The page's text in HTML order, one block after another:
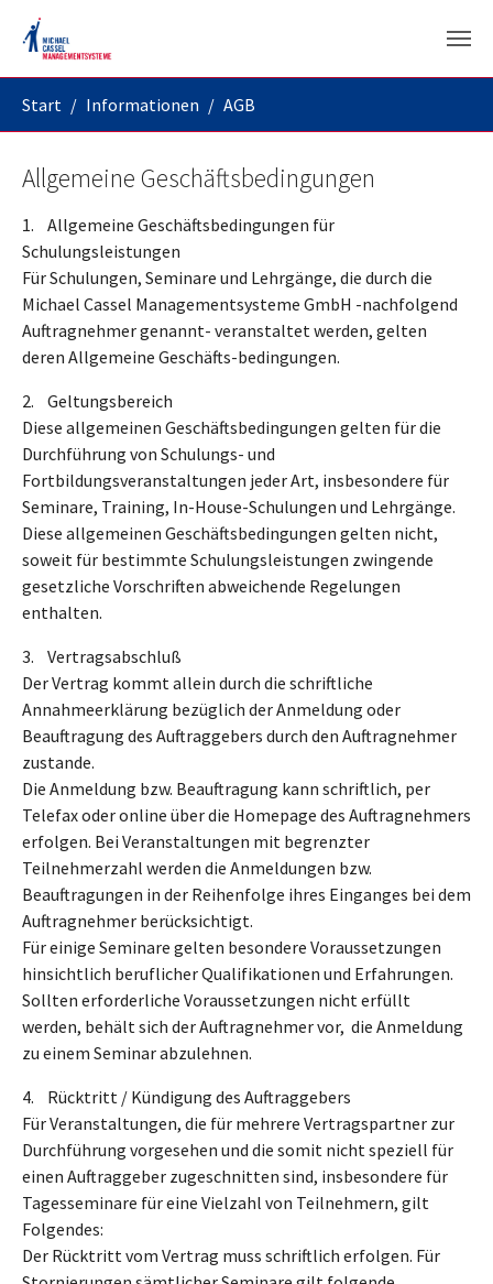
Skip to main content
Start Informationen AGB
Allgemeine Geschäftsbedingungen
1. Allgemeine Geschäftsbedingungen für
Schulungsleistungen
Für Schulungen, Seminare und Lehrgänge, die durch die
Michael Cassel Managementsysteme GmbH -nachfolgend
Auftragnehmer genannt- veranstaltet werden, gelten
deren Allgemeine Geschäfts-bedingungen.
2. Geltungsbereich
Diese allgemeinen Geschäftsbedingungen gelten für die
Durchführung von Schulungs- und
Fortbildungsveranstaltungen jeder Art, insbesondere für
Seminare, Training, In-House-Schulungen und Lehrgänge.
Diese allgemeinen Geschäftsbedingungen gelten nicht,
soweit für bestimmte Schulungsleistungen zwingende
gesetzliche Vorschriften abweichende Regelungen
enthalten.
3. Vertragsabschluß
Der Vertrag kommt allein durch die schriftliche
Annahmeerklärung bezüglich der Anmeldung oder
Beauftragung des Auftraggebers durch den Auftragnehmer
zustande.
Die Anmeldung bzw. Beauftragung kann schriftlich, per
Telefax oder online über die Homepage des Auftragnehmers
erfolgen. Bei Veranstaltungen mit begrenzter
Teilnehmerzahl werden die Anmeldungen bzw.
Beauftragungen in der Reihenfolge ihres Einganges bei dem
Auftragnehmer berücksichtigt.
Für einige Seminare gelten besondere Voraussetzungen
hinsichtlich beruflicher Qualifikationen und Erfahrungen.
Sollten erforderliche Voraussetzungen nicht erfüllt
werden, behält sich der Auftragnehmer vor, die Anmeldung
zu einem Seminar abzulehnen.
4. Rücktritt / Kündigung des Auftraggebers
Für Veranstaltungen, die für mehrere Vertragspartner zur
Durchführung vorgesehen und die somit nicht speziell für
einen Auftraggeber zugeschnitten sind, insbesondere für
Tagesseminare für eine Vielzahl von Teilnehmern, gilt
Folgendes:
Der Rücktritt vom Vertrag muss schriftlich erfolgen. Für